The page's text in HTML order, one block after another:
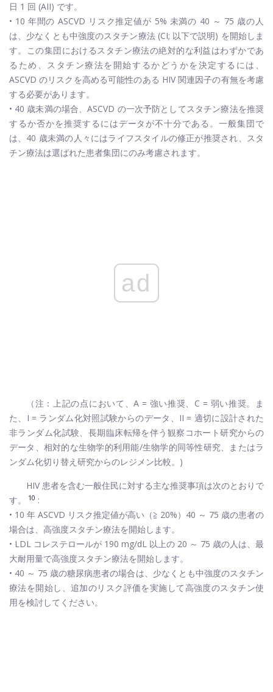
日 1 回 (AII) です。
• 10 年間の ASCVD リスク推定値が 5% 未満の 40 ～ 75 歳の人
は、少なくとも中強度のスタチン療法 (CI; 以下で説明) を開始しま
す。この集団におけるスタチン療法の絶対的な利益はわずかであ
るため、スタチン療法を開始するかどうかを決定するには、
ASCVD のリスクを高める可能性のある HIV 関連因子の有無を考慮
する必要があります。
• 40 歳未満の場合、ASCVD の一次予防としてスタチン療法を推奨
するか否かを推奨するにはデータが不十分である。一般集団で
は、40 歳未満の人々にはライフスタイルの修正が推奨され、スタ
チン療法は選ばれた患者集団にのみ考慮されます。
ad
（注：上記の点において、A = 強い推奨、C = 弱い推奨。ま
た、I = ランダム化対照試験からのデータ、II = 適切に設計された
非ランダム化試験、長期臨床転帰を伴う観察コホート研究からの
データ、相対的な生物学的利用能/生物学的同等性研究、またはラ
ンダム化切り替え研究からのレジメン比較。)
HIV 患者を含む一般住民に対する主な推奨事項は次のとおりで
す。
10 :
• 10 年 ASCVD リスク推定値が高い（≧ 20%）40 ～ 75 歳の患者の
場合は、高強度スタチン療法を開始します。
• LDL コレステロールが 190 mg/dL 以上の 20 ～ 75 歳の人は、最
大耐用量で高強度スタチン療法を開始します。
• 40 ～ 75 歳の糖尿病患者の場合は、少なくとも中強度のスタチン
療法を開始し、追加のリスク評価を実施して高強度のスタチン使
用を検討してください。